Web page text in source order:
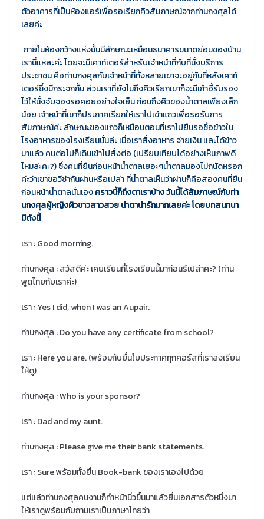
ตัวอาคารที่เป็นห้องแอร์เพื่อรอเรียกคิวสัมภาษณ์จากท่านกงศุลได้
เลยค่ะ
ภายในห้องกว้างแห่งนั้นมีลักษณะเหมือนธนาคารขนาดย่อมของบ้าน
เรานี่แหละค่ะ โดยจะมีเคาท์เตอร์สำหรับเจ้าหน้าที่กับที่นั่งบริการ
ประชาชน คือท่านกงศุลกับเจ้าหน้าที่ทั้งหลายเขาจะอยู่กันที่หลังเคาท์
เตอร์ซึ่งมีกระจกกั้น ส่วนเราที่ยังไม่ถึงคิวเรียกเขาก็จะมีเก้าอี้รับรอง
ไว้ให้นั่งจับจองรอคอยอย่างใจเย็น ก่อนถึงคิวของน้ำตาลเพียงเล็ก
น้อย เจ้าหน้าที่เขาก็ประกาศเรียกให้เราไปเข้าแถวเพื่อรอรับการ
สัมภาษณ์ค่ะ ลักษณะของแถวก็เหมือนตอนที่เราไปยืนรอซื้อข้าวใน
โรงอาหารของโรงเรียนนั่นล่ะ เมื่อเราสั่งอาหาร จ่ายเงิน และได้ข้าว
มาแล้ว คนต่อไปก็เดินเข้าไปสั่งต่อ (เปรียบเทียบได้อย่างเห็นภาพดี
ไหมล่ะคะ?) ซึ่งคนที่ยืนก่อนหน้าน้ำตาลเยอะๆน้ำตาลมองไม่ถนัดหรอก
ค่ะว่าเขาขอวีซ่ากันผ่านหรือเปล่า ที่น้ำตาลเห็นว่าผ่านก็คือสองคนที่ยืน
ก่อนหน้าน้ำตาลนั่นเองคราวนี้ก็ถึงตาเราบ้าง วันนี้ได้สัมภาษณ์กับท่า
นกงศุลผู้หญิงผิวขาวสาวสวย น่าตาน่ารักมากเลยค่ะ โดยบทสนทนา
มีดังนี้
เรา : Good morning.
ท่านกงศุล : สวัสดีค่ะ เคยเรียนที่โรงเรียนนี้มาก่อนรึเปล่าคะ? (ท่าน
พูดไทยกับเราค่ะ)
เรา : Yes I did, when I was an Aupair.
ท่านกงศุล : Do you have any certificate from school?
เรา : Here you are. (พร้อมกับยื่นใบประกาศทุกคอร์สที่เราลงเรียน
ให้ดู)
ท่านกงศุล : Who is your sponsor?
เรา : Dad and my aunt.
ท่านกงศุล : Please give me their bank statements.
เรา : Sure พร้อมทั้งยื่น Book-bank ของเราเองไปด้วย
แต่แล้วท่านกงศุลคนงามก็ทำหน้านิ่วขึ้นมาแล้วยื่นเอกสารตัวหนึ่งมา
ให้เราดูพร้อมกับถามเราเป็นภาษาไทยว่า